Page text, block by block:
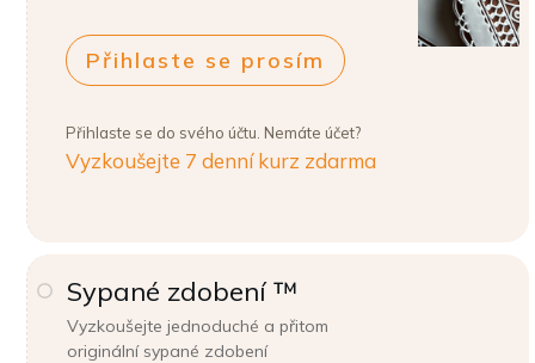
Přihlaste se prosím
Přihlaste se do svého účtu. Nemáte účet?
Vyzkoušejte 7 denní kurz zdarma
Sypané zdobení ™
Vyzkoušejte jednoduché a přitom
originální sypané zdobení